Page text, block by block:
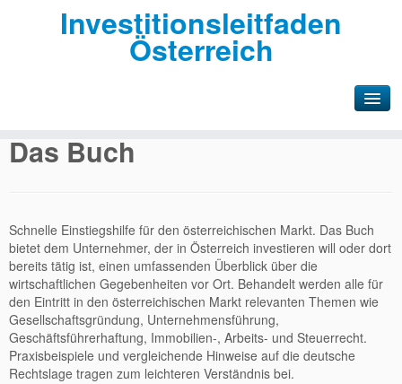
Investitionsleitfaden
Österreich
Das Buch
Kontakt
Das Buch
Schnelle Einstiegshilfe für den österreichischen Markt. Das Buch
bietet dem Unternehmer, der in Österreich investieren will oder dort
bereits tätig ist, einen umfassenden Überblick über die
wirtschaftlichen Gegebenheiten vor Ort. Behandelt werden alle für
den Eintritt in den österreichischen Markt relevanten Themen wie
Gesellschaftsgründung, Unternehmensführung,
Geschäftsführerhaftung, Immobilien-, Arbeits- und Steuerrecht.
Praxisbeispiele und vergleichende Hinweise auf die deutsche
Rechtslage tragen zum leichteren Verständnis bei.